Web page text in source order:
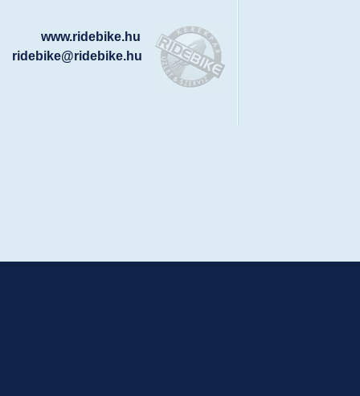
www.ridebike.hu
ridebike@ridebike.hu